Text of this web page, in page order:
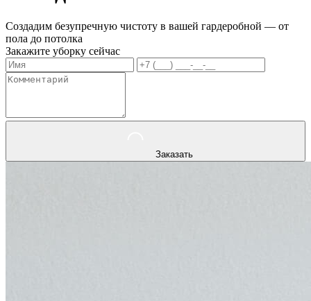
Создадим безупречную чистоту в вашей гардеробной — от
пола до потолка
Закажите уборку сейчас
Заказать